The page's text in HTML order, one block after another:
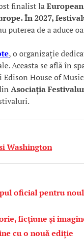
finalist la
În 2027,
puterea de a aduce
, o organizație
Aceasta se află în
House of
Asociația
Washington
oficial pentru
ficțiune și
cu o nouă ediție